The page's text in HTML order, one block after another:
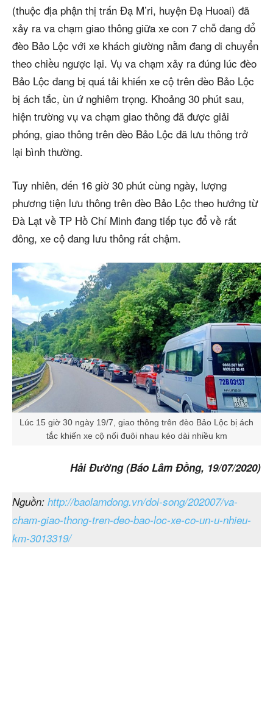
(thuộc địa phận thị trấn Đạ M’ri, huyện Đạ Huoai) đã
xảy ra va chạm giao thông giữa xe con 7 chỗ đang đổ
đèo Bảo Lộc với xe khách giường nằm đang di chuyển
theo chiều ngược lại. Vụ va chạm xảy ra đúng lúc đèo
Bảo Lộc đang bị quá tải khiến xe cộ trên đèo Bảo Lộc
bị ách tắc, ùn ứ nghiêm trọng. Khoảng 30 phút sau,
hiện trường vụ va chạm giao thông đã được giải
phóng, giao thông trên đèo Bảo Lộc đã lưu thông trở
lại bình thường.
Tuy nhiên, đến 16 giờ 30 phút cùng ngày, lượng
phương tiện lưu thông trên đèo Bảo Lộc theo hướng từ
Đà Lạt về TP Hồ Chí Minh đang tiếp tục đổ về rất
đông, xe cộ đang lưu thông rất chậm.
Lúc 15 giờ 30 ngày 19/7, giao thông trên đèo Bảo Lộc bị ách
tắc khiến xe cộ nối đuôi nhau kéo dài nhiều km
Hải Đường (Báo Lâm Đồng, 19/07/2020)
Nguồn: http://baolamdong.vn/doi-song/202007/va-
cham-giao-thong-tren-deo-bao-loc-xe-co-un-u-nhieu-
km-3013319/